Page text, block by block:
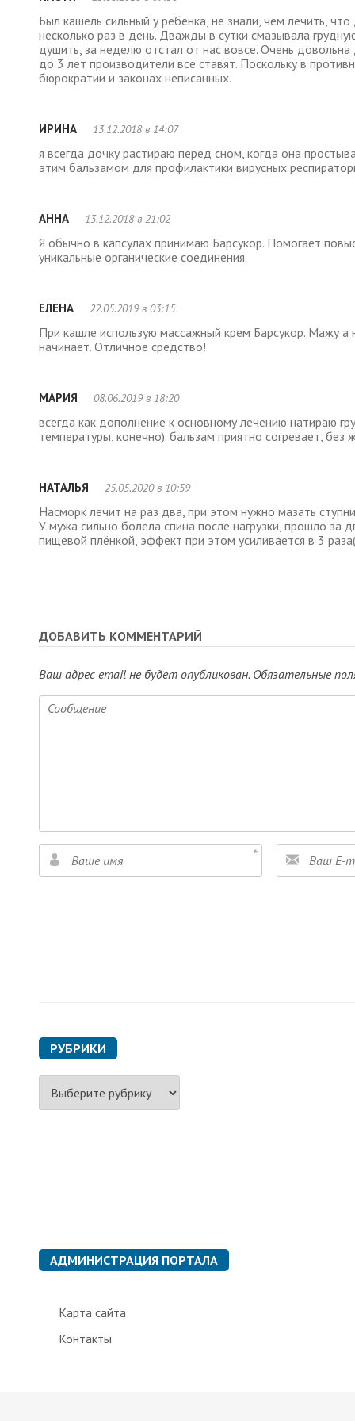
Был кашель сильный у ребенка, не знали, чем лечить,
несколько раз в день. Дважды в сутки смазывала
душить, за неделю отстал от нас вовсе. Очень
до 3 лет производители все ставят. Поскольку в
бюрократии и законах неписанных.
ИРИНА 13.12.2018 в 14:07
я всегда дочку растираю перед сном, когда она
этим бальзамом для профилактики вирусных
АННА 13.12.2018 в 21:02
Я обычно в капсулах принимаю Барсукор. Помогает
уникальные органические соединения.
ЕЛЕНА 22.05.2019 в 03:15
При кашле использую массажный крем Барсукор. Мажу а
начинает. Отличное средство!
МАРИЯ 08.06.2019 в 18:20
всегда как дополнение к основному лечению натираю
температуры, конечно). бальзам приятно согревает, без
НАТАЛЬЯ 25.05.2020 в 10:59
Насморк лечит на раз два, при этом нужно мазать
У мужа сильно болела спина после нагрузки, прошло
пищевой плёнкой, эффект при этом усиливается в 3
ДОБАВИТЬ КОММЕНТАРИЙ
Ваш адрес email не будет опубликован. Обязательные
РУБРИКИ
б
АДМИНИСТРАЦИЯ ПОРТАЛА
Карта сайта
Контакты